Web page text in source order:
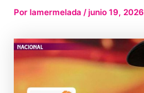
Por lamermelada /junio 19, 2026